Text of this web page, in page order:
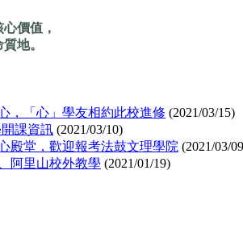
價值，
地。
，「心」學友相約此校進修 (2021/03/15)
課資訊 (2021/03/10)
殿堂，歡迎報考法鼓文理學院 (2021/03/09
阿里山校外教學 (2021/01/19)